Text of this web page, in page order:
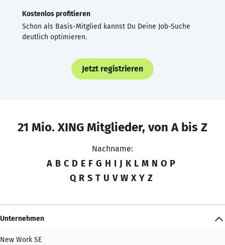
Kostenlos profitieren
Schon als Basis-Mitglied kannst Du Deine Job-Suche
deutlich optimieren.
Jetzt registrieren
21 Mio. XING Mitglieder, von A bis Z
Nachname:
A B C D E F G H I J K L M N O P
Q R S T U V W X Y Z
Unternehmen
New Work SE